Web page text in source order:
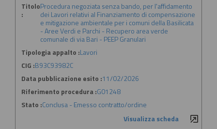
Titolo
:
Procedura negoziata senza bando, per l'affidamento
dei Lavori relativi al Finanziamento di compensazione
e mitigazione ambientale per i comuni della Basilicata
- Aree Verdi e Parchi - Recupero area verde
comunale di via Bari - PEEP Granulari
Tipologia appalto :Lavori
CIG :B93C93982C
Data pubblicazione esito :11/02/2026
Riferimento procedura :G01248
Stato :Conclusa - Emesso contratto/ordine
Visualizza scheda